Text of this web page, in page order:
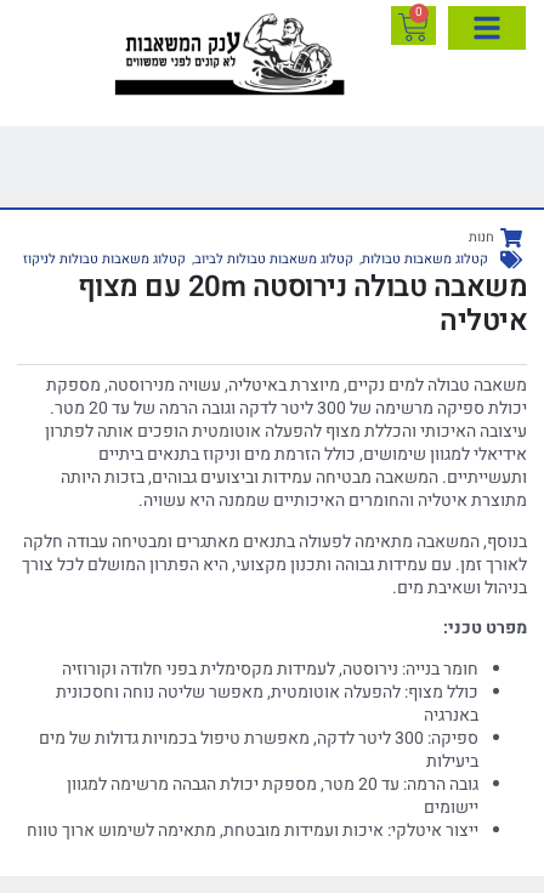
0
חנות
קטלוג משאבות טבולות, קטלוג משאבות טבולות לביוב, קטלוג משאבות טבולות לניקוז
משאבה טבולה נירוסטה 20m עם מצוף
איטליה
משאבה טבולה למים נקיים, מיוצרת באיטליה, עשויה מנירוסטה, מספקת
יכולת ספיקה מרשימה של 300 ליטר לדקה וגובה הרמה של עד 20 מטר.
עיצובה האיכותי והכללת מצוף להפעלה אוטומטית הופכים אותה לפתרון
אידיאלי למגוון שימושים, כולל הזרמת מים וניקוז בתנאים ביתיים
ותעשייתיים. המשאבה מבטיחה עמידות וביצועים גבוהים, בזכות היותה
מתוצרת איטליה והחומרים האיכותיים שממנה היא עשויה.
בנוסף, המשאבה מתאימה לפעולה בתנאים מאתגרים ומבטיחה עבודה חלקה
לאורך זמן. עם עמידות גבוהה ותכנון מקצועי, היא הפתרון המושלם לכל צורך
בניהול ושאיבת מים.
מפרט טכני:
חומר בנייה: נירוסטה, לעמידות מקסימלית בפני חלודה וקורוזיה
כולל מצוף: להפעלה אוטומטית, מאפשר שליטה נוחה וחסכונית
באנרגיה
ספיקה: 300 ליטר לדקה, מאפשרת טיפול בכמויות גדולות של מים
ביעילות
גובה הרמה: עד 20 מטר, מספקת יכולת הגבהה מרשימה למגוון
יישומים
ייצור איטלקי: איכות ועמידות מובטחת, מתאימה לשימוש ארוך טווח